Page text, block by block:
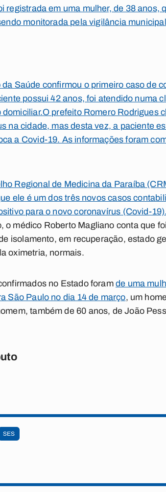
registrada em uma mulher, de 38 anos,
monitorada pela vigilância
Saúde confirmou o primeiro caso de
possui 42 anos, foi atendido numa
domiciliar.O prefeito Romero Rodrigues
na cidade, mas desta vez, a paciente
a Covid-19. As informações foram
Regional de Medicina da Paraíba
ele é um dos três novos casos
para o novo coronavírus (Covid-19).
o médico Roberto Magliano conta que
isolamento, em recuperação, estado
oximetria, normais.
no Estado foramde uma
São Paulo no dia 14 de março, um
também de 60 anos, de João
SES